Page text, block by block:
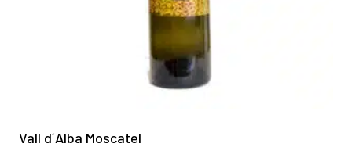
Vall d´Alba Moscatel